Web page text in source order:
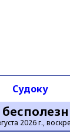
2026 г.,
Судоку